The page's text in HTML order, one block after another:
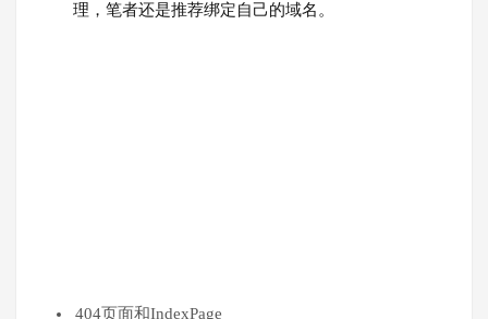
理，笔者还是推荐绑定自己的域名。
404页面和IndexPage